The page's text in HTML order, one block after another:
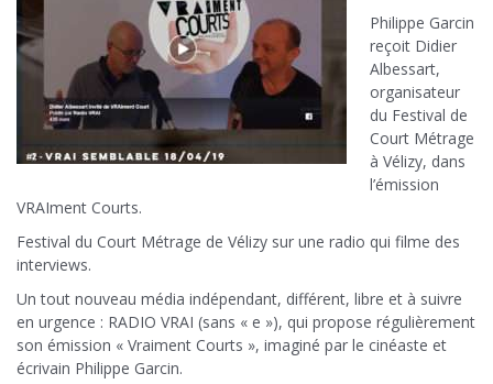
Philippe Garcin
reçoit Didier
Albessart,
organisateur
du Festival de
Court Métrage
à Vélizy, dans
l’émission
VRAIment Courts.
Festival du Court Métrage de Vélizy sur une radio qui filme des
interviews.
Un tout nouveau média indépendant, différent, libre et à suivre
en urgence : RADIO VRAI (sans « e »), qui propose régulièrement
son émission « Vraiment Courts », imaginé par le cinéaste et
écrivain Philippe Garcin.